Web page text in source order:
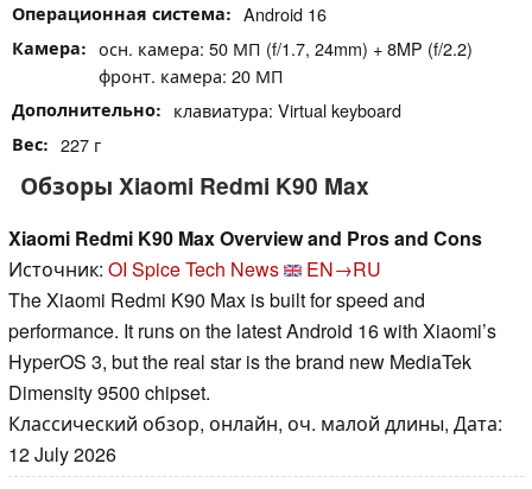
Операционная система Android 16
Камера
осн. камера: 50 МП (f/1.7, 24mm) + 8MP (f/2.2)
фронт. камера: 20 МП
Дополнительно клавиатура: Virtual keyboard
Вес 227 г
Обзоры Xiaomi Redmi K90 Max
Xiaomi Redmi K90 Max Overview and Pros and Cons
Источник: OI Spice Tech News
EN→RU
The Xiaomi Redmi K90 Max is built for speed and
performance. It runs on the latest Android 16 with Xiaomi’s
HyperOS 3, but the real star is the brand new MediaTek
Dimensity 9500 chipset.
Классический обзор, онлайн, оч. малой длины, Дата:
12 July 2026